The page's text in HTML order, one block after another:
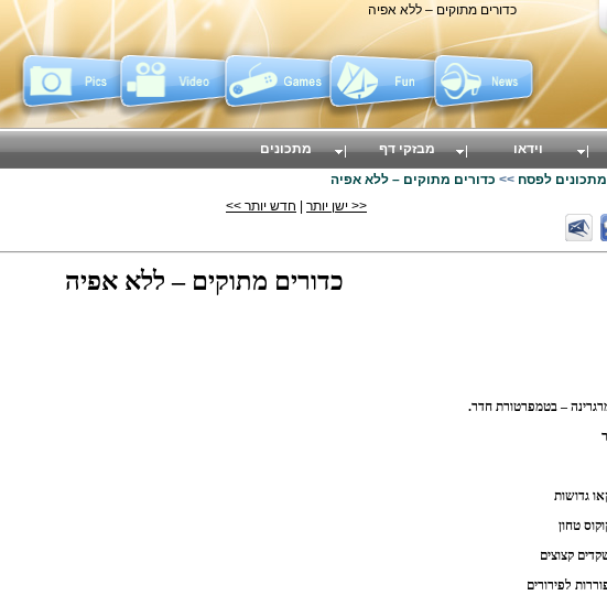
כדורים מתוקים – ללא אפיה
<< ישן יותר חדש יותר >>
כדורים מתוקים – ללא אפיה
וידאו מבזקי דף מתכונים
מתכונים לפסח >> כדורים מתוקים – ללא אפיה